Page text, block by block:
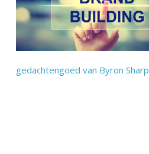
gedachtengoed van Byron Sharp